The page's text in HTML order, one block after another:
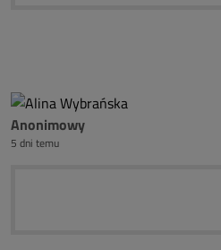
Anonimowy
5 dni temu